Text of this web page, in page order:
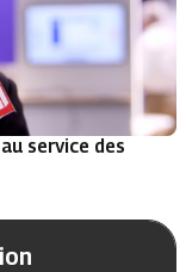
service des